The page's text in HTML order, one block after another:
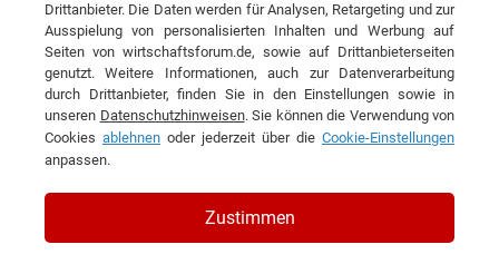
KONTAKT
SEALABLE Solutions GmbH
Drittanbieter. Die Daten werden für Analysen, Retargeting und zur
Ausspielung von personalisierten Inhalten und Werbung auf
Seiten von wirtschaftsforum.de, sowie auf Drittanbieterseiten
genutzt. Weitere Informationen, auch zur Datenverarbeitung
durch Drittanbieter, finden Sie in den Einstellungen sowie in
unseren Datenschutzhinweisen. Sie können die Verwendung von
Cookies ablehnen oder jederzeit über die Cookie-Einstellungen
anpassen.
Zustimmen